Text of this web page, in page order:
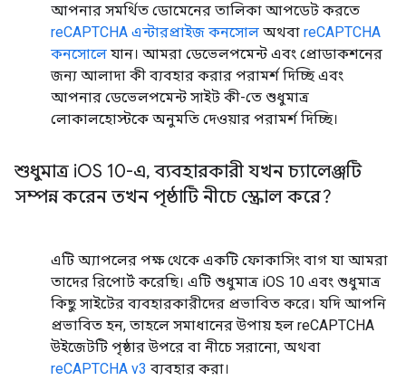
আপনার সমর্থিত ডোমেনের তালিকা আপডেট করতে
reCAPTCHA এন্টারপ্রাইজ কনসোল অথবা reCAPTCHA
কনসোলে যান। আমরা ডেভেলপমেন্ট এবং প্রোডাকশনের
জন্য আলাদা কী ব্যবহার করার পরামর্শ দিচ্ছি এবং
আপনার ডেভেলপমেন্ট সাইট কী-তে শুধুমাত্র
লোকালহোস্টকে অনুমতি দেওয়ার পরামর্শ দিচ্ছি।
শুধুমাত্র iOS 10-এ, ব্যবহারকারী যখন চ্যালেঞ্জটি
সম্পন্ন করেন তখন পৃষ্ঠাটি নীচে স্ক্রোল করে?
এটি অ্যাপলের পক্ষ থেকে একটি ফোকাসিং বাগ যা আমরা
তাদের রিপোর্ট করেছি। এটি শুধুমাত্র iOS 10 এবং শুধুমাত্র
কিছু সাইটের ব্যবহারকারীদের প্রভাবিত করে। যদি আপনি
প্রভাবিত হন, তাহলে সমাধানের উপায় হল reCAPTCHA
উইজেটটি পৃষ্ঠার উপরে বা নীচে সরানো, অথবা
reCAPTCHA v3 ব্যবহার করা।